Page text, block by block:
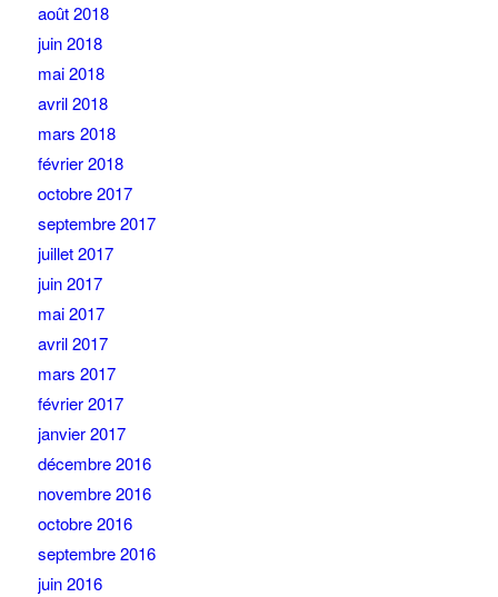
août 2018
juin 2018
mai 2018
avril 2018
mars 2018
février 2018
octobre 2017
septembre 2017
juillet 2017
juin 2017
mai 2017
avril 2017
mars 2017
février 2017
janvier 2017
décembre 2016
novembre 2016
octobre 2016
septembre 2016
juin 2016